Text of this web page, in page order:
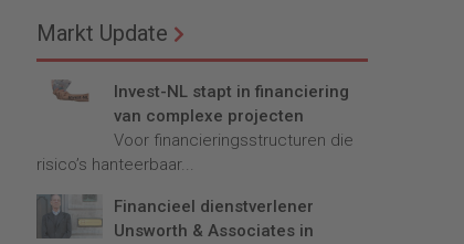
Markt Update
Invest-NL stapt in financiering
van complexe projecten
Voor financieringsstructuren die
risico’s hanteerbaar...
Financieel dienstverlener
Unsworth & Associates in